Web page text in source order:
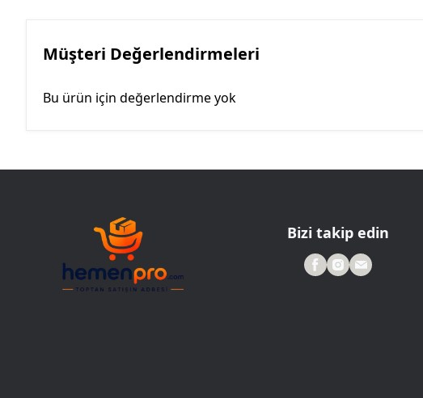
Müşteri Değerlendirmeleri
Bu ürün için değerlendirme yok
Bizi takip edin